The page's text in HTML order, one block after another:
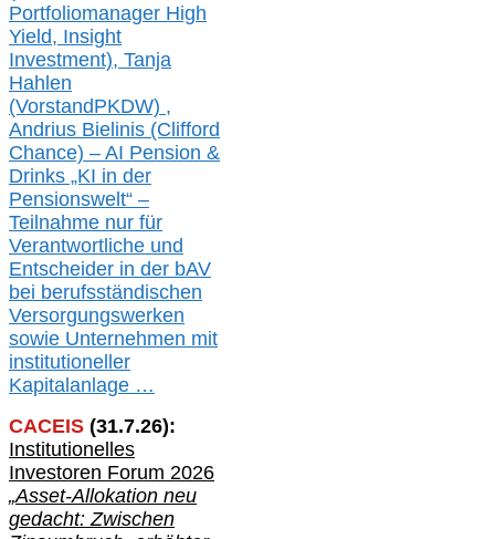
Portfoliomanager High
Yield, Insight
Investment), Tanja
Hahlen
(VorstandPKDW) ,
Andrius Bielinis (Clifford
Chance) – AI Pension &
Drinks „KI in der
Pensionswelt“ –
Teilnahme nur für
Verantwortliche und
Entscheider in der bAV
bei berufsständischen
Versorgungswerken
sowie Unternehmen mit
institutioneller
Kapitalanlage …
CACEIS (31.7.26):
Institutionelles
Investoren Forum 2026
„Asset-Allokation neu
gedacht: Zwischen